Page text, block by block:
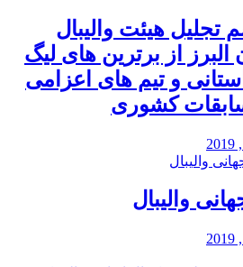
تجلیل هیئت والیبال
البرز از برترین های لیگ
و تیم های اعزامی
کشوری
والیبال